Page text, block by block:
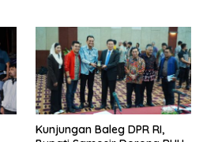
Kunjungan Baleg DPR RI,